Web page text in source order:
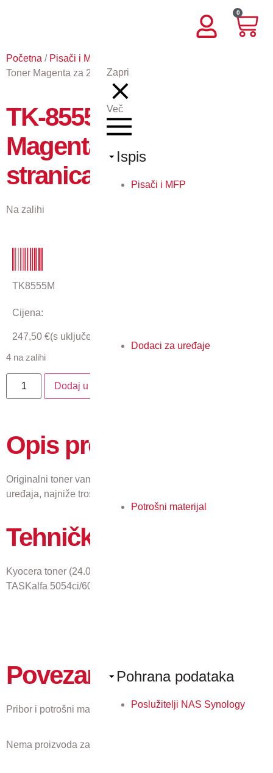
0
Zapri
Več
Ispis
Pisači i MFP
Dodaci za uređaje
Potrošni materijal
Pohrana podataka
Poslužitelji NAS Synology
Početna / Pisači i MFP
Toner Magenta za 24.000 stranica
TK-8555M – Toner
Magenta za 24.000
stranica
Na zalihi
TK8555M
Cijena:
247,50 €(s uključenim PDV-om)
4 na zalihi
Dodaj u košaricu
Opis proizvoda
Originalni toner vam jamči najkvalitetniji ispis, pouzdan rad
uređaja, najniže troškove i najmanji utjecaj na okoliš.
Tehničke karakteristike
Kyocera toner (24.000 stranica pri 5% pokrivenosti) za
TASKalfa 5054ci/6054ci/7054ci
Povezani proizvodi
Pribor i potrošni materijal koji odgovaraju ovom proizvodu.
Nema proizvoda za prikaz.